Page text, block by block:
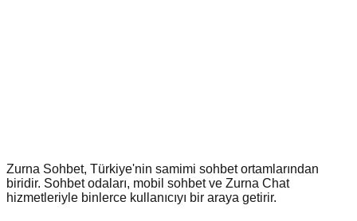
Zurna Sohbet, Türkiye'nin samimi sohbet ortamlarından
biridir. Sohbet odaları, mobil sohbet ve Zurna Chat
hizmetleriyle binlerce kullanıcıyı bir araya getirir.